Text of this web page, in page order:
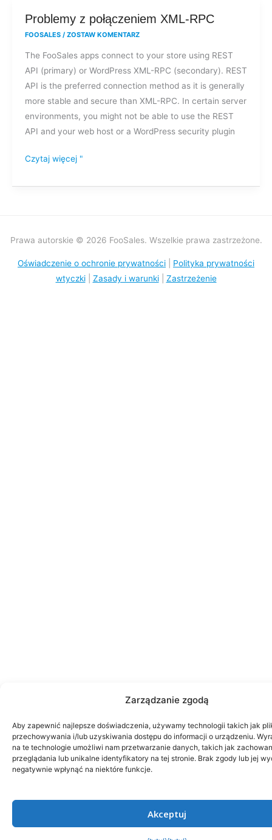
Zarządzanie zgodą
Aby zapewnić najlepsze doświadczenia, używamy technologii takich jak
przechowywania i/lub uzyskiwania dostępu do informacji o urządzeniu.
na te technologie umożliwi nam przetwarzanie danych, takich jak
przeglądania lub unikalne identyfikatory na tej stronie. Brak zgody lub jej
negatywnie wpłynąć na niektóre funkcje.
Akceptuj
Problemy z połączeniem XML-RPC
FOOSALES / ZOSTAW KOMENTARZ
The FooSales apps connect to your store using REST
API (primary) or WordPress XML-RPC (secondary). REST
API is the preferred connection method as it is generally
more stable and secure than XML-RPC. In certain server
environments, you might not be able to use the REST
API and your web host or a WordPress security plugin
Problemy
z
Czytaj więcej "
Prawa autorskie © 2026 FooSales. Wszelkie prawa zastrzeżone.
Oświadczenie o ochronie prywatności
Polityka prywatności
wtyczki| Zasady i warunki| Zastrzeżenie